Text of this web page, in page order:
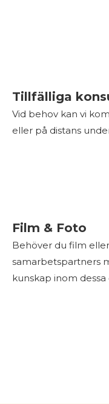
Tillfälliga
Vid behov kan vi
eller på distans
Film & Foto
Behöver du film
samarbetspartners
kunskap inom dessa